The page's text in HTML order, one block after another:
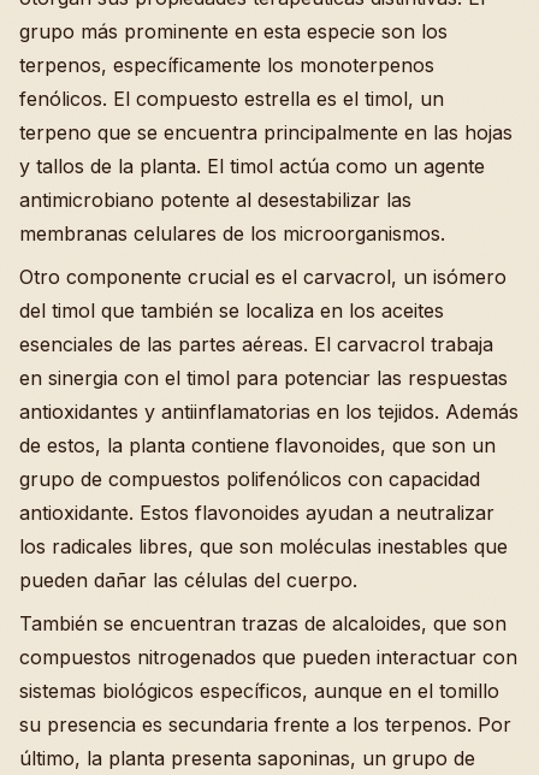
grupo más prominente en esta especie son los
terpenos, específicamente los monoterpenos
fenólicos. El compuesto estrella es el timol, un
terpeno que se encuentra principalmente en las hojas
y tallos de la planta. El timol actúa como un agente
antimicrobiano potente al desestabilizar las
membranas celulares de los microorganismos.
Otro componente crucial es el carvacrol, un isómero
del timol que también se localiza en los aceites
esenciales de las partes aéreas. El carvacrol trabaja
en sinergia con el timol para potenciar las respuestas
antioxidantes y antiinflamatorias en los tejidos. Además
de estos, la planta contiene flavonoides, que son un
grupo de compuestos polifenólicos con capacidad
antioxidante. Estos flavonoides ayudan a neutralizar
los radicales libres, que son moléculas inestables que
pueden dañar las células del cuerpo.
También se encuentran trazas de alcaloides, que son
compuestos nitrogenados que pueden interactuar con
sistemas biológicos específicos, aunque en el tomillo
su presencia es secundaria frente a los terpenos. Por
último, la planta presenta saponinas, un grupo de